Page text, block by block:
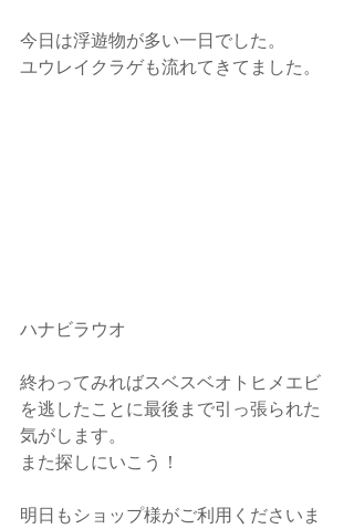
今日は浮遊物が多い一日でした。
ユウレイクラゲも流れてきてました。
ハナビラウオ
終わってみればスベスベオトヒメエビ
を逃したことに最後まで引っ張られた
気がします。
また探しにいこう！
明日もショップ様がご利用くださいま